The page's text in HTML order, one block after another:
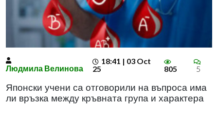
Людмила Велинова
18:41 | 03 Oct
25
805 5
Японски учени са отговорили на въпроса има
ли връзка между кръвната група и характера